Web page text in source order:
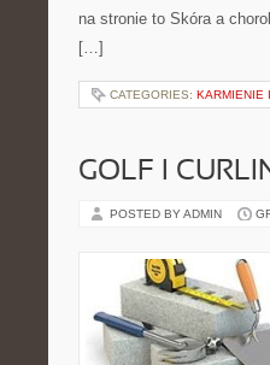
na stronie to Skóra a
[…]
CATEGORIES: KARMIENIE
GOLF I
POSTED BY ADMIN